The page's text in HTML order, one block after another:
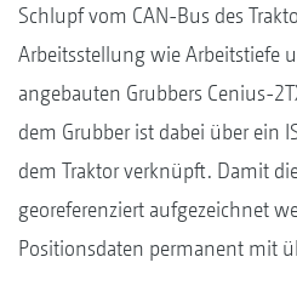
Schlupf vom CAN-Bus des
Arbeitsstellung wie Arbeitstiefe
angebauten Grubbers Cenius-
dem Grubber ist dabei über ein
dem Traktor verknüpft. Damit
georeferenziert aufgezeichnet
Positionsdaten permanent mit